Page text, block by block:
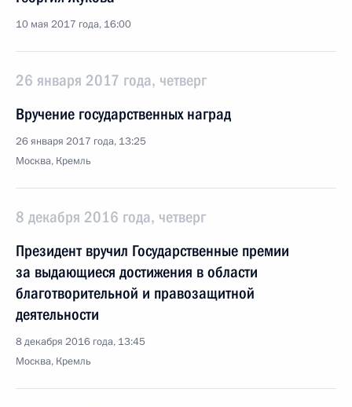
10 мая 2017 года, 16:00
26 января 2017 года, четверг
Вручение государственных наград
26 января 2017 года, 13:25
Москва, Кремль
8 декабря 2016 года, четверг
Президент вручил Государственные премии
за выдающиеся достижения в области
благотворительной и правозащитной
деятельности
8 декабря 2016 года, 13:45
Москва, Кремль